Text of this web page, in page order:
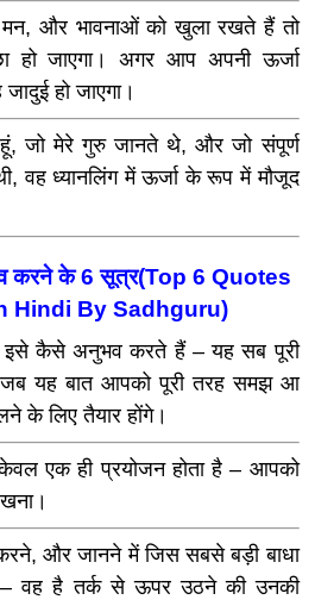
और भावनाओं को खुला रखते हैं तो
हो जाएगा। अगर आप अपनी ऊर्जा
हो जाएगा।
जो मेरे गुरु जानते थे, और जो संपूर्ण
वह ध्‍यानलिंग में ऊर्जा के रूप में मौजूद
करने के 6 सूत्र(Top 6 Quotes
Hindi By Sadhguru)
कैसे अनुभव करते हैं – यह सब पूरी
यह बात आपको पूरी तरह समझ आ
के लिए तैयार होंगे।
एक ही प्रयोजन होता है – आपको
और जानने में जिस सबसे बड़ी बाधा
– वह है तर्क से ऊपर उठने की उनकी